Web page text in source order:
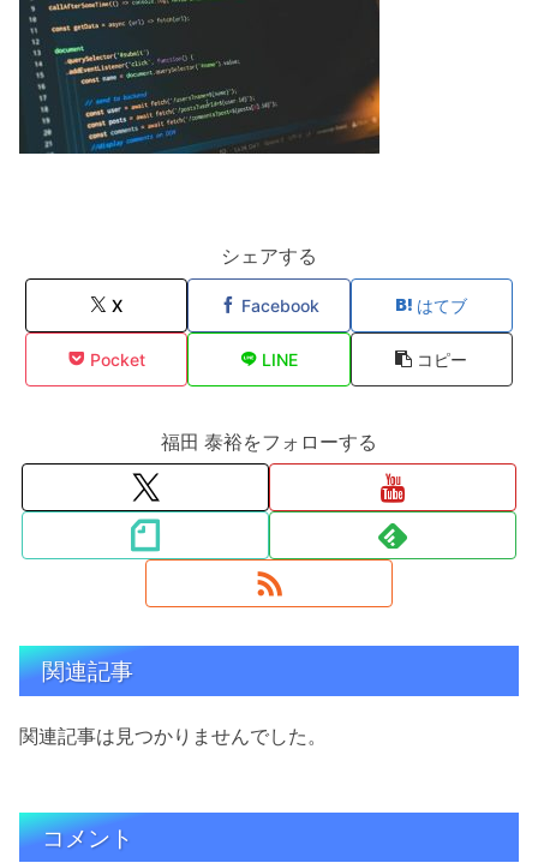
シェアする
X Facebook はてブ
Pocket LINE コピー
福田 泰裕をフォローする
関連記事
関連記事は見つかりませんでした。
コメント